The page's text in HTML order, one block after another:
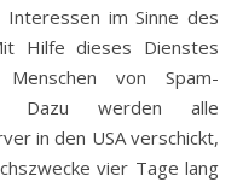
im Sinne des
Hilfe dieses Dienstes
von Spam-
Dazu werden alle
in den USA verschickt,
vier Tage lang